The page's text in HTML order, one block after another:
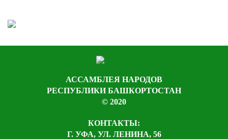
АССАМБЛЕЯ НАРОДОВ
РЕСПУБЛИКИ БАШКОРТОСТАН
© 2020
КОНТАКТЫ:
Г. УФА, УЛ. ЛЕНИНА, 56